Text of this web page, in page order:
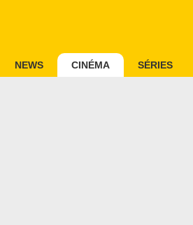
NEWS CINÉMA SÉRIES